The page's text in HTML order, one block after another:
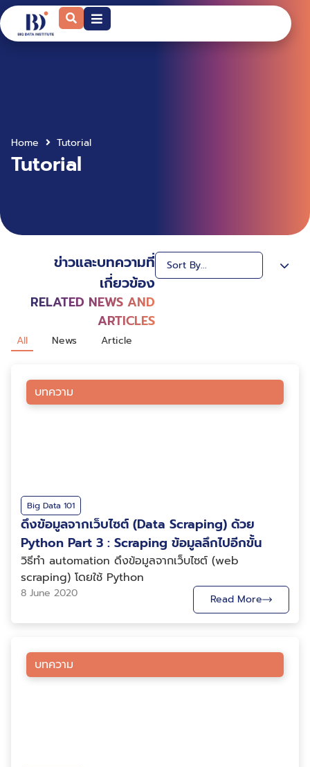
Home Tutorial
Tutorial
ข่าวและบทความที่
เกี่ยวข้อง
RELATED NEWS AND
ARTICLES
All News Article
บทความ
Big Data 101
ดึงข้อมูลจากเว็บไซต์ (Data Scraping) ด้วย
Python Part 3 : Scraping ข้อมูลลึกไปอีกขั้น
วิธีทำ automation ดึงข้อมูลจากเว็บไซต์ (web
scraping) โดยใช้ Python
8 June 2020 Read More
บทความ